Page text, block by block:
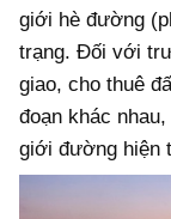
giới hè đường
trạng. Đối với
giao, cho thuê
đoạn khác
giới đường hiện